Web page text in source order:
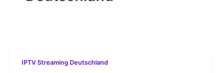
IPTV Streaming Deutschland